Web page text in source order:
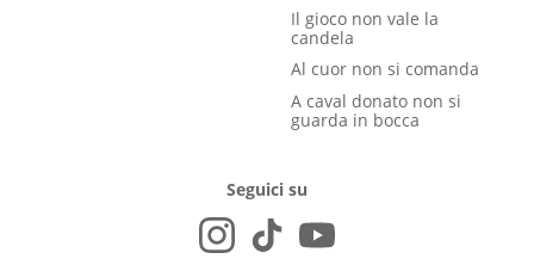
Il gioco non vale la
candela
Al cuor non si comanda
A caval donato non si
guarda in bocca
Seguici su